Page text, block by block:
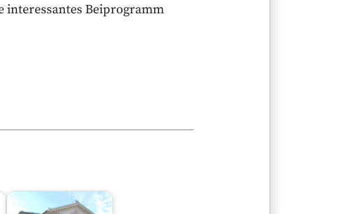
interessantes Beiprogramm